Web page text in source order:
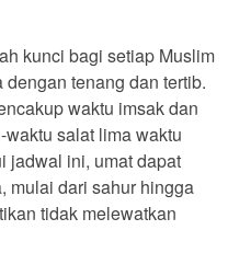
kunci bagi setiap Muslim
tenang dan tertib.
waktu imsak dan
salat lima waktu
jadwal ini, umat dapat
mulai dari sahur hingga
tidak melewatkan